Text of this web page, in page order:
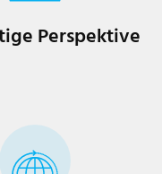
Perspektive